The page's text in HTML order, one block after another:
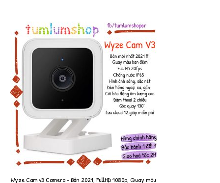
Wyze Cam v3 Camera - Bản 2021, FullHD 1080p, Quay màu